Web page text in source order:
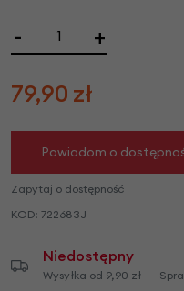
- +
79,90 zł
Powiadom o
Zapytaj o dostępność
KOD: 722683J
Niedostępny
Wysyłka od 9,90 zł